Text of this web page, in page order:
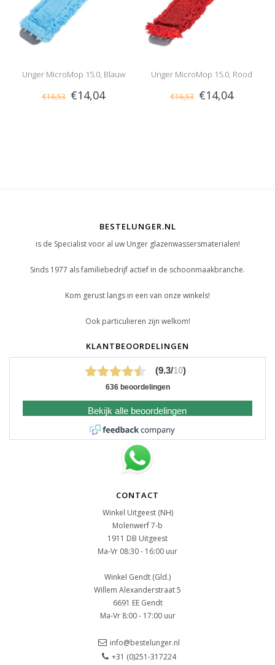
Unger MicroMop 15.0, Blauw
€16,53 €14,04
Unger MicroMop 15.0, Rood
€16,53 €14,04
BESTELUNGER.NL
is de Specialist voor al uw Unger glazenwassersmaterialen!
Sinds 1977 als familiebedrijf actief in de schoonmaakbranche.
Kom gerust langs in een van onze winkels!
Ook particulieren zijn welkom!
KLANTBEOORDELINGEN
(9.3/10)
636 beoordelingen
Bekijk alle beoordelingen
CONTACT
Winkel Uitgeest (NH)
Molenwerf 7-b
1911 DB Uitgeest
Ma-Vr 08:30 - 16:00 uur
Winkel Gendt (Gld.)
Willem Alexanderstraat 5
6691 EE Gendt
Ma-Vr 8:00 - 17:00 uur
info@bestelunger.nl
+31 (0)251-317224